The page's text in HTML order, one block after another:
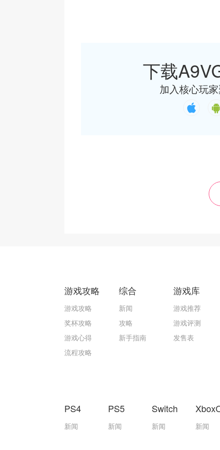
下载
加入核心玩
游戏攻略
游戏攻略
奖杯攻略
游戏心得
流程攻略
综合
新闻
攻略
新手指南
游戏库
游戏推荐
游戏评测
发售表
PS4
新闻
PS5
新闻
Switch
新闻 新闻